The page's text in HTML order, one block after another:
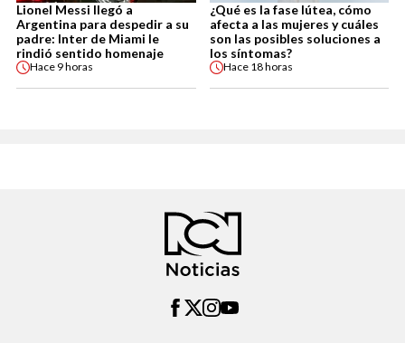
Lionel Messi llegó a
Argentina para despedir a su
padre: Inter de Miami le
rindió sentido homenaje
Hace 9 horas
¿Qué es la fase lútea, cómo
afecta a las mujeres y cuáles
son las posibles soluciones a
los síntomas?
Hace 18 horas